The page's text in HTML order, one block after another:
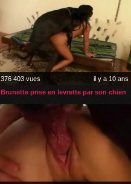
376 403 vues
il y a 10 ans
Brunette prise en levrette par son chien